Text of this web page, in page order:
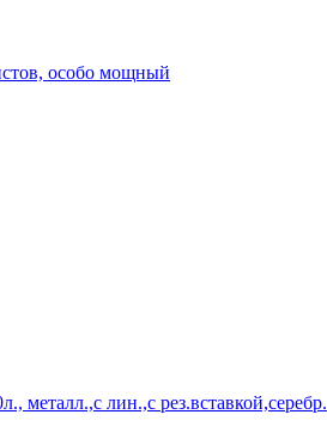
особо мощный
металл.,с лин.,с рез.вставкой,серебр.